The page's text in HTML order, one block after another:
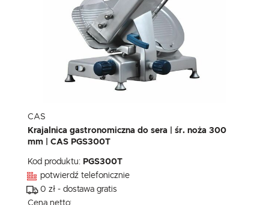
CAS
Krajalnica gastronomiczna do sera | śr. noża 300
mm | CAS PGS300T
Kod produktu: PGS300T
potwierdź telefonicznie
0 zł - dostawa gratis